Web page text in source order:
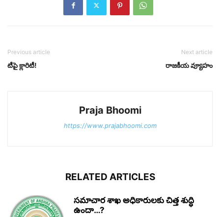
Previous article
టీపై క్లారిటీ!
Next article
రాజకీయ వ్యూహం
Praja Bhoomi
https://www.prajabhoomi.com
RELATED ARTICLES
సమాచార శాఖ అధికారులకు చిత్త శుద్ధి
ఉందా…?